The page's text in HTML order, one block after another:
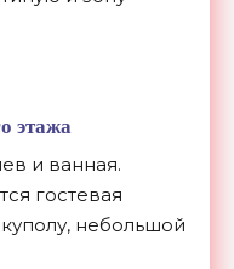
этажа
и ванная.
гостевая
небольшой